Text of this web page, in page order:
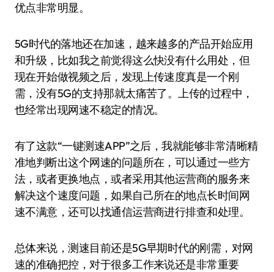
优点非常明显。
5G时代的落地还在加速，越来越多的产品开始应用
和升级，比如我之前觉得这么快没有什么用处，但
现在开始做视频之后，发现上传速度真是一个刚
需，没有5G的支持那就太痛苦了。上传的过程中，
也经常出现网速不稳定的情况。
有了这款“一键测速APP”之后，我就能够非常清晰精
准地判断出这个网速的问题所在，可以通过一些方
法，或者更换地点，或者采用其他运营商的服务来
解决这个速度问题，如果自己所在的地点长时间网
速不满意，还可以找通信运营商进行排查和处理。
总体来说，测速目前还是5G早期时代的刚需，对网
速的准确把控，对于很多工作来说还是非常重要